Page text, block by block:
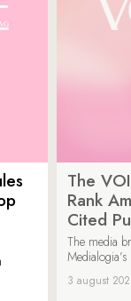
The
Rank
Cited
The media
3 august